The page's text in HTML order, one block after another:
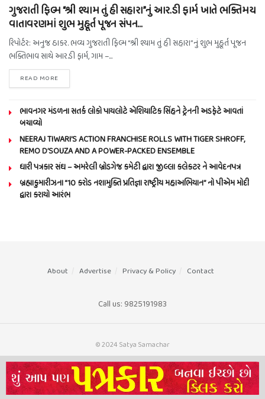
ગુજરાતી ફિલ્મ “શ્રી શ્યામ તું હી સહારા”નું આર.ડી ફાર્મ ખાતે ભક્તિમય
વાતાવરણમાં શુભ મુહૂર્ત પૂજન સંપન…
રિપોર્ટર: અનુજ ઠાકર. ભવ્ય ગુજરાતી ફિલ્મ “શ્રી શ્યામ તું હી સહારા”નું શુભ મુહૂર્ત પૂજન
ભક્તિભાવ સાથે આર.ડી ફાર્મ, ગામ –...
READ MORE
ભાવનગર મંડળના સતર્ક લોકો પાયલોટે એશિયાટિક સિંહને ટ્રેનની અડફેટે આવતાં
બચાવ્યો
NEERAJ TIWARI’S ACTION FRANCHISE ROLLS WITH TIGER SHROFF,
REMO D’SOUZA AND A POWER-PACKED ENSEMBLE
ધારી પત્રકાર સંઘ – અમરેલી બ્રોડગેજ કમેટી દ્વારા જીલ્લા કલેકટર ને આવેદનપત્ર
બ્રહ્માકુમારીઝના “10 કરોડ નશામુક્તિ પ્રતિજ્ઞા રાષ્ટ્રીય મહાઅભિયાન” નો પીએમ મોદી
દ્વારા કરાયો આરંભ
About Advertise Privacy & Policy Contact
Call us: 9825191983
© 2024 Satya Samachar